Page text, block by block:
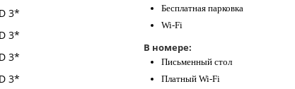
Бесплатная парковка
Wi-Fi
В номере:
Письменный стол
Платный Wi-Fi